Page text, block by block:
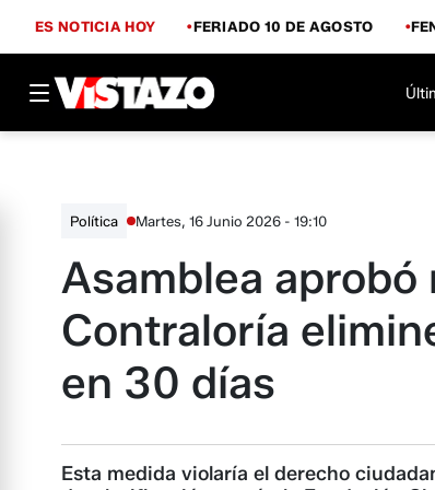
ES NOTICIA HOY FERIADO 10 DE AGOSTO
Política Martes, 16 Junio 2026 - 19:10
Asamblea aprobó
Contraloría
en 30 días
Esta medida violaría el derecho